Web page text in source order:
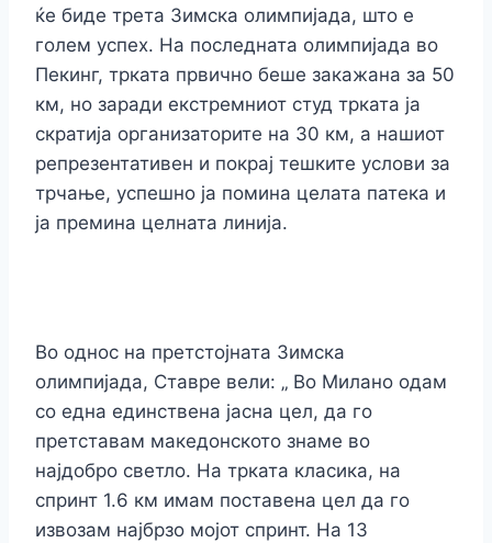
ќе биде трета Зимска олимпијада, што е
голем успех. На последната oлимпијада во
Пекинг, трката првично беше закажана за 50
км, но заради екстремниот студ трката ја
скратија организаторите на 30 км, а нашиот
репрезентативен и покрај тешките услови за
трчање, успешно ја помина целата патека и
ја премина целната линија.
Во однос на претстојната Зимска
олимпијада, Ставре вели: „ Во Милано одам
со една единствена јасна цел, да го
претставам македонското знаме во
најдобро светло. На трката класика, на
спринт 1.6 км имам поставена цел да го
извозам најбрзо мојот спринт. На 13